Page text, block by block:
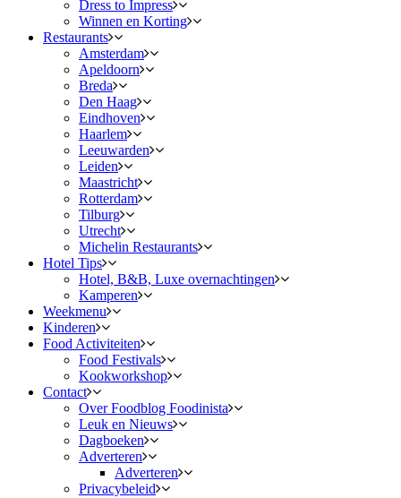
Dress to Impress
Winnen en Korting
Restaurants
Amsterdam
Apeldoorn
Breda
Den Haag
Eindhoven
Haarlem
Leeuwarden
Leiden
Maastricht
Rotterdam
Tilburg
Utrecht
Michelin Restaurants
Hotel Tips
Hotel, B&B, Luxe overnachtingen
Kamperen
Weekmenu
Kinderen
Food Activiteiten
Food Festivals
Kookworkshop
Contact
Over Foodblog Foodinista
Leuk en Nieuws
Dagboeken
Adverteren
Adverteren
Privacybeleid